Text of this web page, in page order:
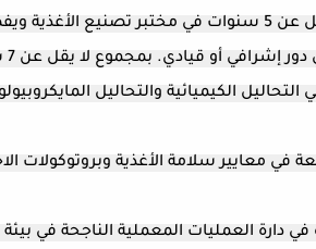
3- خبرة لا تقل عن 5 سنوات في مختبر تصنيع
التحاليل الكيميائية والتحاليل